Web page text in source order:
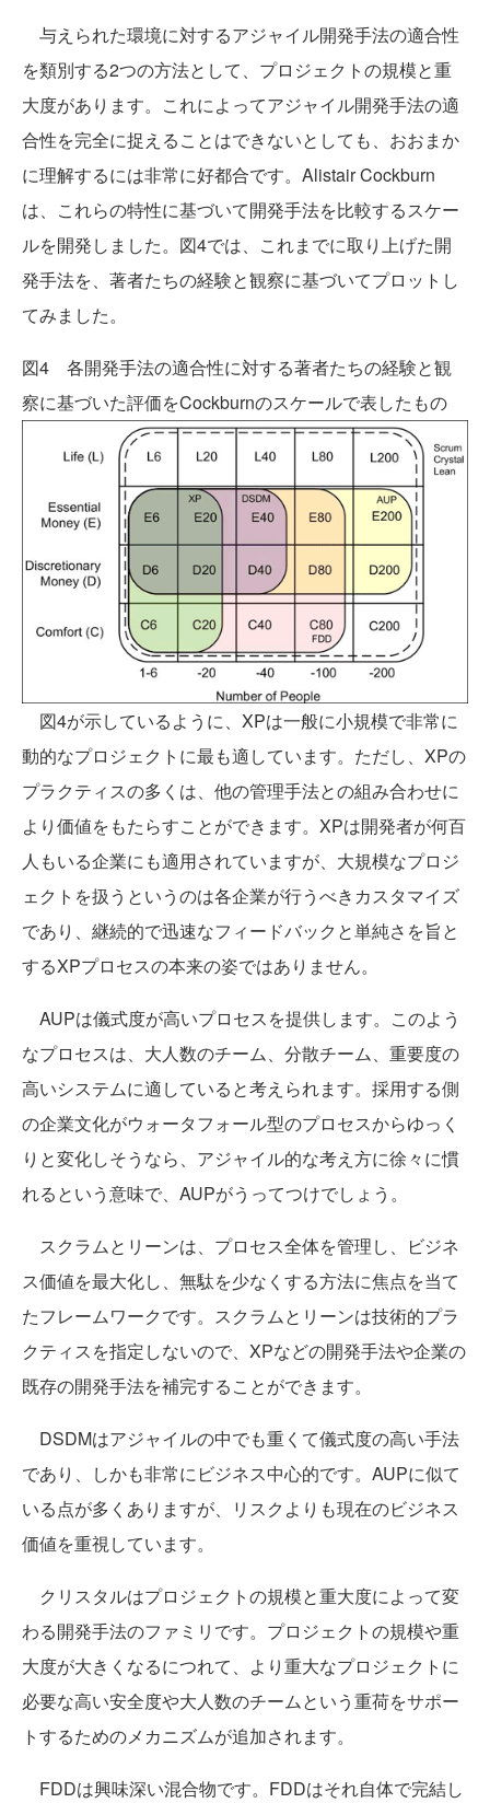
与えられた環境に対するアジャイル開発手法の適合性
を類別する2つの方法として、プロジェクトの規模と重
大度があります。これによってアジャイル開発手法の適
合性を完全に捉えることはできないとしても、おおまか
に理解するには非常に好都合です。Alistair Cockburn
は、これらの特性に基づいて開発手法を比較するスケー
ルを開発しました。図4では、これまでに取り上げた開
発手法を、著者たちの経験と観察に基づいてプロットし
てみました。
図4 各開発手法の適合性に対する著者たちの経験と観
察に基づいた評価をCockburnのスケールで表したもの
図4が示しているように、XPは一般に小規模で非常に
動的なプロジェクトに最も適しています。ただし、XPの
プラクティスの多くは、他の管理手法との組み合わせに
より価値をもたらすことができます。XPは開発者が何百
人もいる企業にも適用されていますが、大規模なプロジ
ェクトを扱うというのは各企業が行うべきカスタマイズ
であり、継続的で迅速なフィードバックと単純さを旨と
するXPプロセスの本来の姿ではありません。
AUPは儀式度が高いプロセスを提供します。このよう
なプロセスは、大人数のチーム、分散チーム、重要度の
高いシステムに適していると考えられます。採用する側
の企業文化がウォータフォール型のプロセスからゆっく
りと変化しそうなら、アジャイル的な考え方に徐々に慣
れるという意味で、AUPがうってつけでしょう。
スクラムとリーンは、プロセス全体を管理し、ビジネ
ス価値を最大化し、無駄を少なくする方法に焦点を当て
たフレームワークです。スクラムとリーンは技術的プラ
クティスを指定しないので、XPなどの開発手法や企業の
既存の開発手法を補完することができます。
DSDMはアジャイルの中でも重くて儀式度の高い手法
であり、しかも非常にビジネス中心的です。AUPに似て
いる点が多くありますが、リスクよりも現在のビジネス
価値を重視しています。
クリスタルはプロジェクトの規模と重大度によって変
わる開発手法のファミリです。プロジェクトの規模や重
大度が大きくなるにつれて、より重大なプロジェクトに
必要な高い安全度や大人数のチームという重荷をサポー
トするためのメカニズムが追加されます。
FDDは興味深い混合物です。FDDはそれ自体で完結し